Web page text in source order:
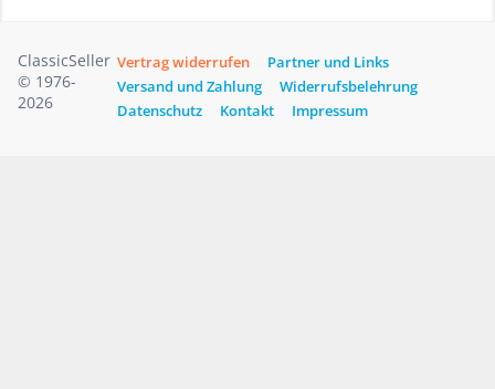
ClassicSeller
© 1976-
2026
Vertrag widerrufen
Partner und Links
Versand und Zahlung
Widerrufsbelehrung
Datenschutz
Kontakt Impressum